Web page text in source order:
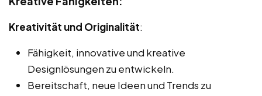
Kreativität und Originalität:
Fähigkeit, innovative und kreative
Designlösungen zu entwickeln.
Bereitschaft, neue Ideen und Trends zu